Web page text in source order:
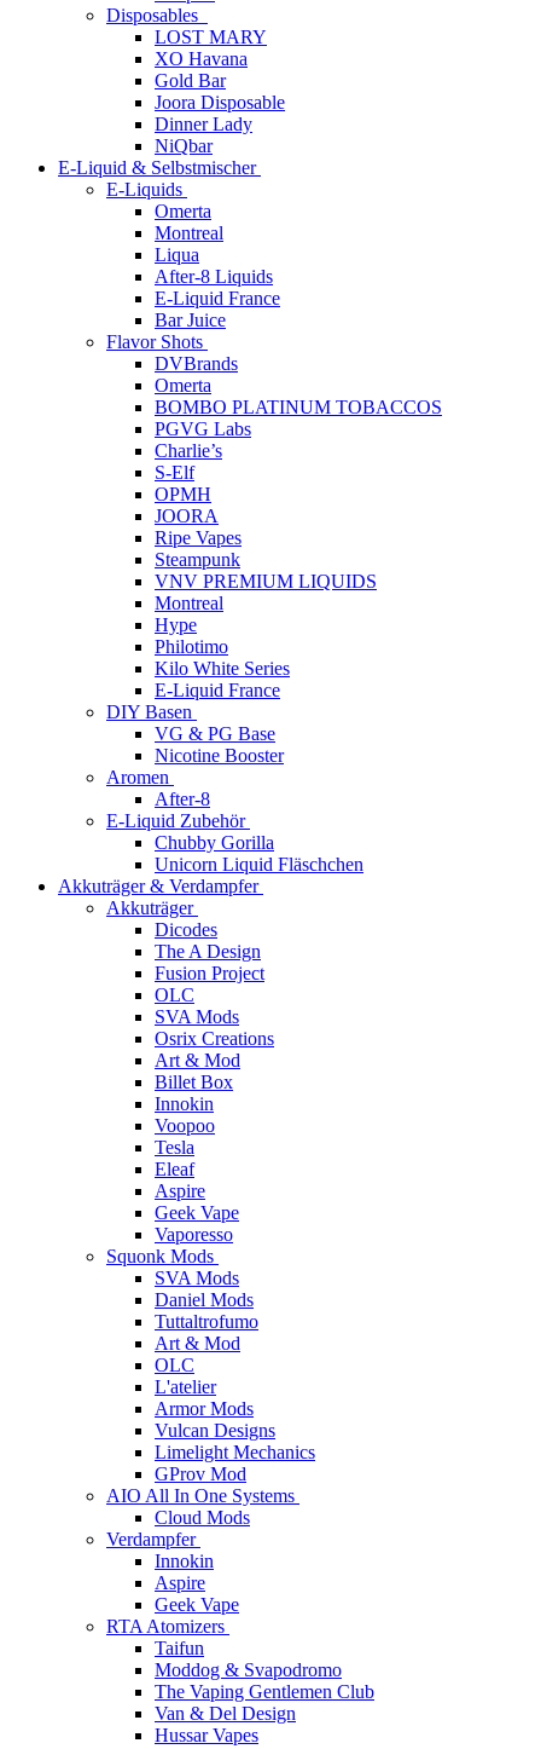
Disposables
LOST MARY
XO Havana
Gold Bar
Joora Disposable
Dinner Lady
NiQbar
E-Liquid & Selbstmischer
E-Liquids
Omerta
Montreal
Liqua
After-8 Liquids
E-Liquid France
Bar Juice
Flavor Shots
DVBrands
Omerta
BOMBO PLATINUM TOBACCOS
PGVG Labs
Charlie’s
S-Elf
OPMH
JOORA
Ripe Vapes
Steampunk
VNV PREMIUM LIQUIDS
Montreal
Hype
Philotimo
Kilo White Series
E-Liquid France
DIY Basen
VG & PG Base
Nicotine Booster
Aromen
After-8
E-Liquid Zubehör
Chubby Gorilla
Unicorn Liquid Fläschchen
Akkuträger & Verdampfer
Akkuträger
Dicodes
The A Design
Fusion Project
OLC
SVA Mods
Osrix Creations
Art & Mod
Billet Box
Innokin
Voopoo
Tesla
Eleaf
Aspire
Geek Vape
Vaporesso
Squonk Mods
SVA Mods
Daniel Mods
Tuttaltrofumo
Art & Mod
OLC
L'atelier
Armor Mods
Vulcan Designs
Limelight Mechanics
GProv Mod
AIO All In One Systems
Cloud Mods
Verdampfer
Innokin
Aspire
Geek Vape
RTA Atomizers
Taifun
Moddog & Svapodromo
The Vaping Gentlemen Club
Van & Del Design
Hussar Vapes